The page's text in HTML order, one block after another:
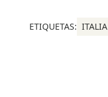
ETIQUETAS: ITALIA